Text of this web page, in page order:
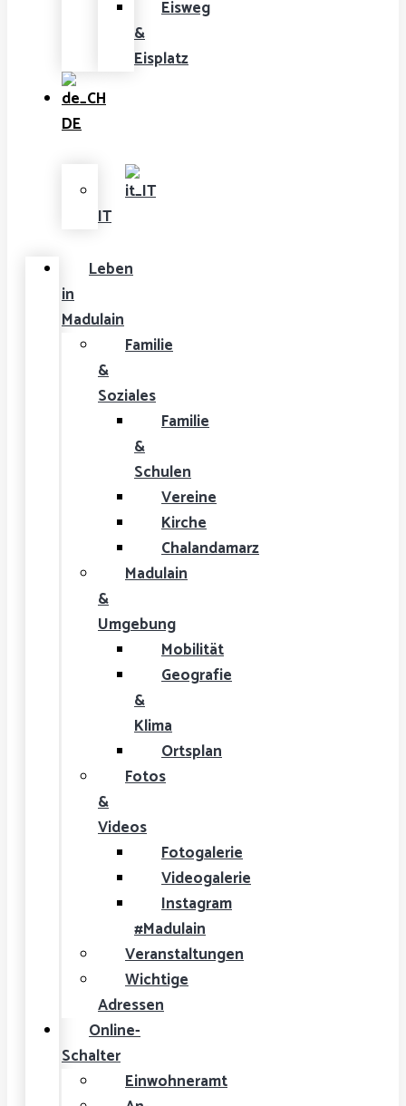
Eisweg
&
Eisplatz
DE
IT
Leben
in
Madulain
Familie
&
Soziales
Familie
&
Schulen
Vereine
Kirche
Chalandamarz
Madulain
&
Umgebung
Mobilität
Geografie
&
Klima
Ortsplan
Fotos
&
Videos
Fotogalerie
Videogalerie
Instagram
#Madulain
Veranstaltungen
Wichtige
Adressen
Online-
Schalter
Einwohneramt